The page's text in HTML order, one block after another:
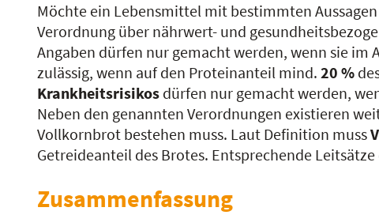
Möchte ein Lebensmittel mit bestimmten Aussagen
Verordnung über nährwert- und
Angaben dürfen nur gemacht werden, wenn sie im
zulässig, wenn auf den Proteinanteil mind.20 %
Krankheitsrisikos dürfen nur gemacht werden,
Neben den genannten Verordnungen existieren
Vollkornbrot bestehen muss. Laut Definition muss
Getreideanteil des Brotes. Entsprechende
Zusammenfassung